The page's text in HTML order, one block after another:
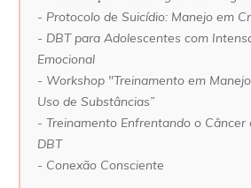
- Protocolo de Suicídio: Manejo em
- DBT para Adolescentes com
Emocional
- Workshop "Treinamento em
Uso de Substâncias”
- Treinamento Enfrentando o Câncer
DBT
- Conexão Consciente